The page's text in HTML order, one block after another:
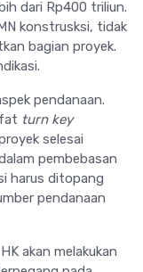
dari Rp400 triliun.
konstrusksi, tidak
bagian proyek.
pendanaan.
turn key
selesai
pembebasan
harus ditopang
pendanaan
akan melakukan